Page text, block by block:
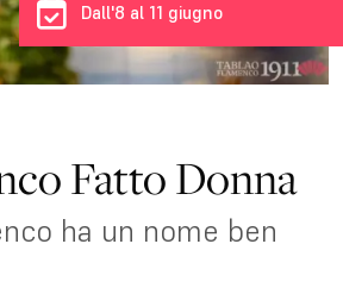
Dall'8 al 11 giugno
Fatto Donna
ha un nome ben